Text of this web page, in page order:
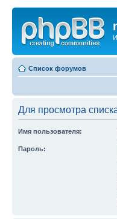
Список форумов
Для просмотра
Имя пользователя:
Пароль: